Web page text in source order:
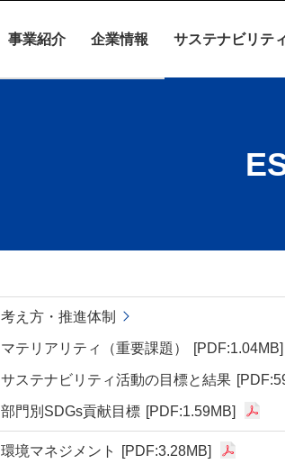
事業紹介 企業情報 サステナビリテ
考え方・推進体制
マテリアリティ（重要課題） [PDF:1.04MB]
サステナビリティ活動の目標と結果
部門別SDGs貢献目標 [PDF:1.59MB]
環境マネジメント [PDF:3.28MB]